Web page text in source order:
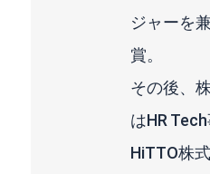
ジャーを
賞。
その後、
はHR
HiTTO株